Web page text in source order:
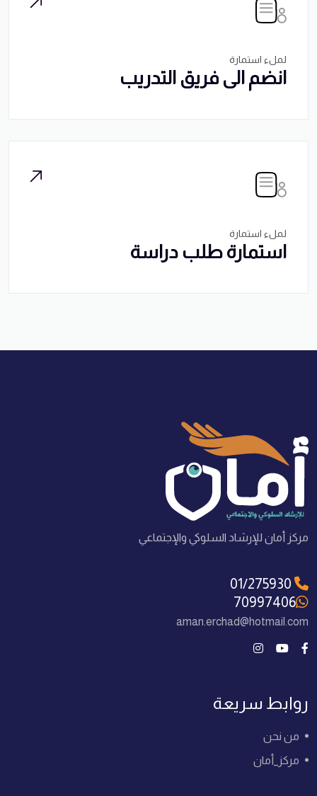
لملء استمارة
انضم الى فريق التدريب
لملء استمارة
استمارة طلب دراسة
مركز أمان للإرشاد السلوكي والإجتماعي
70997406
aman.erchad@hotmail.com
روابط سريعة
من نحن
مركز_أمان